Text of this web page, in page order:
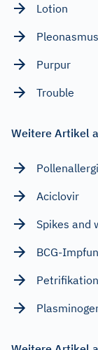
Lotion
Pleonasmus
Purpur
Trouble
Weitere Artikel
Aciclovir
Spikes and
BCG-
Petrifikation